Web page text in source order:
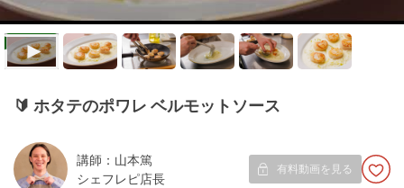
🔰 ホタテのポワレ ベルモットソース
講師：山本篤
シェフレピ店長
有料動画を見る